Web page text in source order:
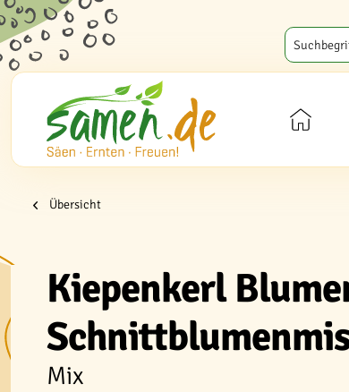
Übersicht
Kiepenkerl
Mix